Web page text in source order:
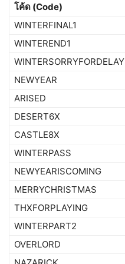
โค้ด (Code)
WINTERFINAL1
WINTEREND1
WINTERSORRYFORDELAY
NEWYEAR
ARISED
DESERT6X
CASTLE8X
WINTERPASS
NEWYEARISCOMING
MERRYCHRISTMAS
THXFORPLAYING
WINTERPART2
OVERLORD